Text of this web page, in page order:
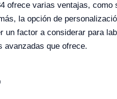
ofrece varias ventajas,
la opción de
factor a considerar para
avanzadas que ofrece.